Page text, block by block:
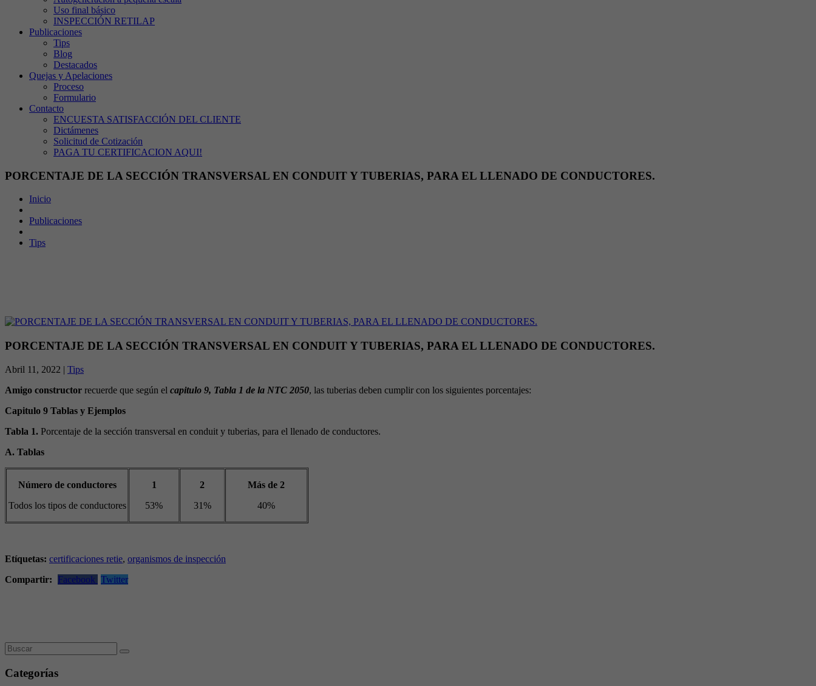
Uso final básico
INSPECCIÓN RETILAP
Publicaciones
Tips
Blog
Destacados
Quejas y Apelaciones
Proceso
Formulario
Contacto
ENCUESTA SATISFACCIÓN DEL CLIENTE
Dictámenes
Solicitud de Cotización
PAGA TU CERTIFICACION AQUI!
PORCENTAJE DE LA SECCIÓN TRANSVERSAL EN CONDUIT Y TUBERIAS, PARA EL LLENADO DE CONDUCTORES.
Inicio
Publicaciones
Tips
PORCENTAJE DE LA SECCIÓN TRANSVERSAL EN CONDUIT Y TUBERIAS, PARA EL LLENADO DE CONDUCTORES.
Abril 11, 2022 | Tips
Amigo constructor recuerde que según el capitulo 9, Tabla 1 de la NTC 2050, las tuberias deben cumplir con los siguientes porcentajes:
Capitulo 9 Tablas y Ejemplos
Tabla 1. Porcentaje de la sección transversal en conduit y tuberias, para el llenado de conductores.
A. Tablas
Número de conductores
Todos los tipos de conductores
1
53%
2
31%
Más de 2
40%
Etíquetas: certificaciones retie, organismos de inspección
Compartir:
Facebook Twitter
Categorías